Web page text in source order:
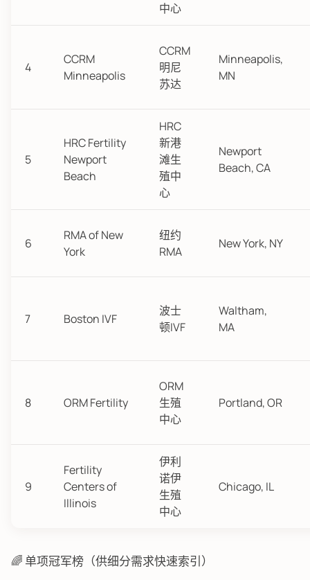
中心
4
CCRM
Minneapolis
CCRM
明尼
苏达
Minneapolis,
MN
5
HRC Fertility
Newport
Beach
HRC
新港
滩生
殖中
心
Newport
Beach, CA
6
RMA of New
York
纽约
RMA
New York, NY
7 Boston IVF
波士
顿IVF
Waltham,
MA
8 ORM Fertility
ORM
生殖
中心
Portland, OR
9
Fertility
Centers of
Illinois
伊利
诺伊
生殖
中心
Chicago, IL
🌈 单项冠军榜（供细分需求快速索引）